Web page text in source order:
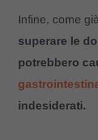
Infine, come
superare le
potrebbero
indesiderati.